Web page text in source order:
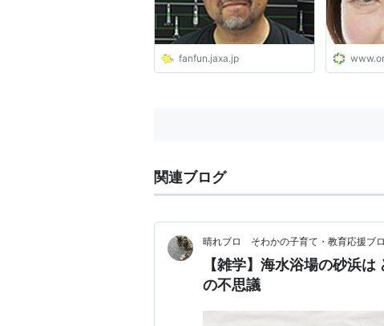
fanfun.jaxa.jp
関連ブログ
晴れブロ そわかの子育て・教育応援ブ
【雑学】海水浴場の砂浜
の不思議